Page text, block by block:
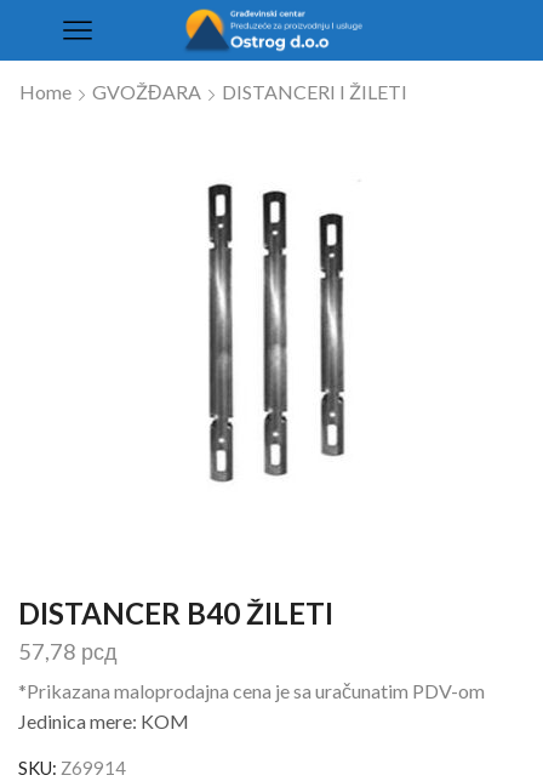
Home GVOŽĐARA DISTANCERI I ŽILETI
DISTANCER B40 ŽILETI
57,78 рсд
*Prikazana maloprodajna cena je sa uračunatim PDV-om
Jedinica mere: KOM
SKU: Z69914